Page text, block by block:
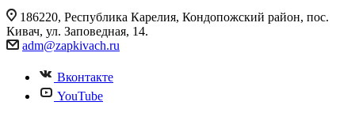
186220, Республика Карелия, Кондопожский район, пос.
Кивач, ул. Заповедная, 14.
adm@zapkivach.ru
Вконтакте
YouTube